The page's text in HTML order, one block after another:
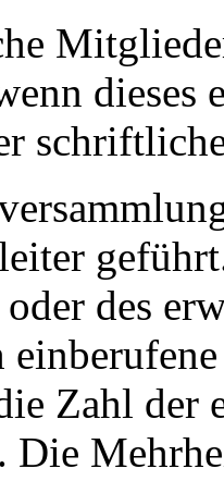
des
Zahl der
Die